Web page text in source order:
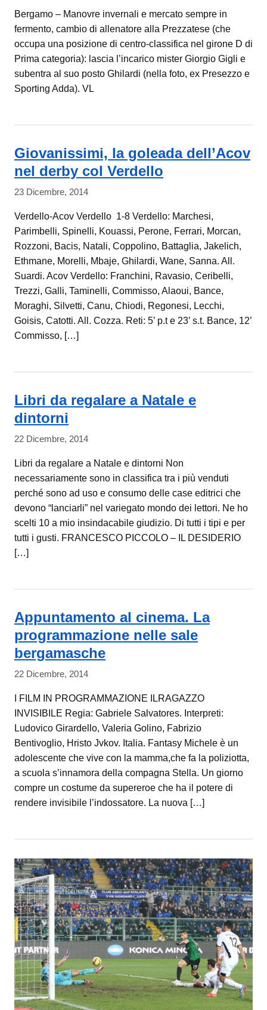
Bergamo – Manovre invernali e mercato sempre in
fermento, cambio di allenatore alla Prezzatese (che
occupa una posizione di centro-classifica nel girone D di
Prima categoria): lascia l’incarico mister Giorgio Gigli e
subentra al suo posto Ghilardi (nella foto, ex Presezzo e
Sporting Adda). VL
Giovanissimi, la goleada dell’Acov
nel derby col Verdello
23 Dicembre, 2014
Verdello-Acov Verdello 1-8 Verdello: Marchesi,
Parimbelli, Spinelli, Kouassi, Perone, Ferrari, Morcan,
Rozzoni, Bacis, Natali, Coppolino, Battaglia, Jakelich,
Ethmane, Morelli, Mbaje, Ghilardi, Wane, Sanna. All.
Suardi. Acov Verdello: Franchini, Ravasio, Ceribelli,
Trezzi, Galli, Taminelli, Commisso, Alaoui, Bance,
Moraghi, Silvetti, Canu, Chiodi, Regonesi, Lecchi,
Goisis, Catotti. All. Cozza. Reti: 5’ p.t e 23’ s.t. Bance, 12’
Commisso, […]
Libri da regalare a Natale e
dintorni
22 Dicembre, 2014
Libri da regalare a Natale e dintorni Non
necessariamente sono in classifica tra i più venduti
perché sono ad uso e consumo delle case editrici che
devono “lanciarli” nel variegato mondo dei lettori. Ne ho
scelti 10 a mio insindacabile giudizio. Di tutti i tipi e per
tutti i gusti. FRANCESCO PICCOLO – IL DESIDERIO
[…]
Appuntamento al cinema. La
programmazione nelle sale
bergamasche
22 Dicembre, 2014
I FILM IN PROGRAMMAZIONE ILRAGAZZO
INVISIBILE Regia: Gabriele Salvatores. Interpreti:
Ludovico Girardello, Valeria Golino, Fabrizio
Bentivoglio, Hristo Jvkov. Italia. Fantasy Michele è un
adolescente che vive con la mamma,che fa la poliziotta,
a scuola s’innamora della compagna Stella. Un giorno
compre un costume da supereroe che ha il potere di
rendere invisibile l’indossatore. La nuova […]